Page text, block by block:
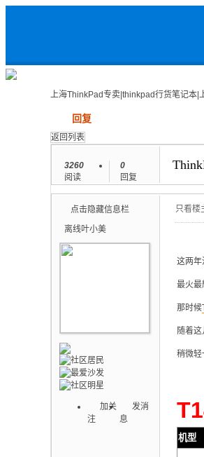
上
海ThinkPad专卖|thinkpad行货笔
记本|上海IBM笔记本电脑|上海
上海ThinkPad专卖|thinkpad行货笔记本|
回复
返回列表
3260
阅读
0
回复
点击隐藏信息栏
离线叶小美
加关
注
发消
息
只看楼
这两年
最火最
那时候
随着
稍微轻
机型